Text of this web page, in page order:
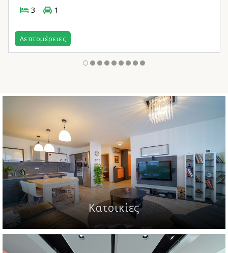
3
1
Λεπτομέρειες
Κατοικίες